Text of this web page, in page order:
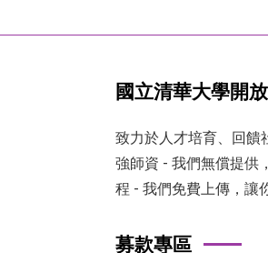
國立清華大學開
致力於人才培育、回饋
強師資 - 我們無償提供
程 - 我們免費上傳，讓
募款專區